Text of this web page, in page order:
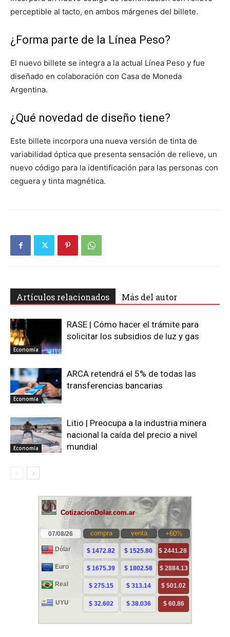
perceptible al tacto, en ambos márgenes del billete.
¿Forma parte de la Línea Peso?
El nuevo billete se integra a la actual Línea Peso y fue
diseñado en colaboración con Casa de Moneda
Argentina.
¿Qué novedad de diseño tiene?
Este billete incorpora una nueva versión de tinta de
variabilidad óptica que presenta sensación de relieve, un
nuevo código para la identificación para las personas con
ceguera y tinta magnética.
Artículos relacionados Más del autor
Economía
RASE | Cómo hacer el trámite para
solicitar los subsidios de luz y gas
Economía
ARCA retendrá el 5% de todas las
transferencias bancarias
Economía
Litio | Preocupa a la industria minera
nacional la caída del precio a nivel
mundial